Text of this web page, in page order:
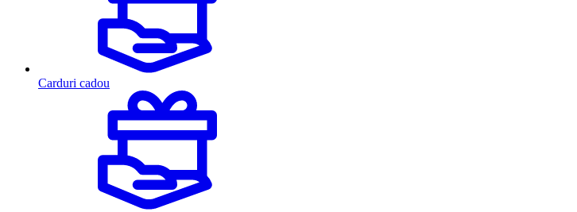
Carduri cadou